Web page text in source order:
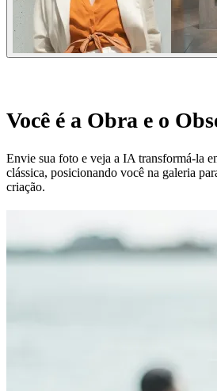
Você é a Obra e o
Envie sua foto e veja a IA transformá-la
clássica, posicionando você na galeria
criação.